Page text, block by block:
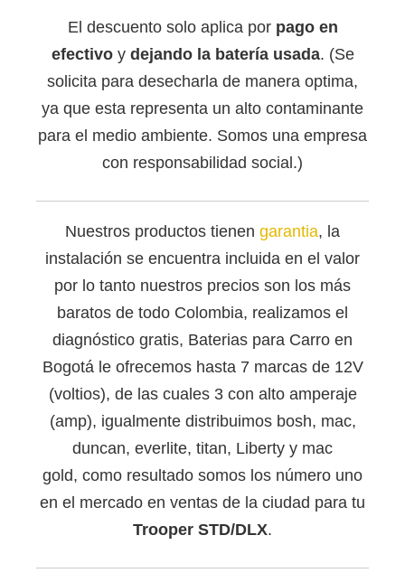
El descuento solo aplica por pago en
efectivoy dejando la batería usada. (Se
solicita para desecharla de manera optima,
ya que esta representa un alto contaminante
para el medio ambiente. Somos una empresa
con responsabilidad social.)
Nuestros productos tienen garantia, la
instalación se encuentra incluida en el valor
por lo tanto nuestros precios son los más
baratos de todo Colombia, realizamos el
diagnóstico gratis, Baterias para Carro en
Bogotá le ofrecemos hasta 7 marcas de 12V
(voltios), de las cuales 3 con alto amperaje
(amp), igualmente distribuimos bosh, mac,
duncan, everlite, titan, Liberty y mac
gold, como resultado somos los número uno
en el mercado en ventas de la ciudad para tu
Trooper STD/DLX.